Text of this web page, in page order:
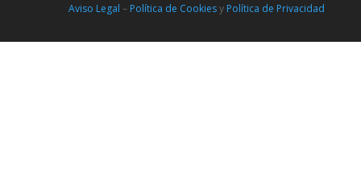
Aviso Legal – Política de Cookiesy Política de Privacidad